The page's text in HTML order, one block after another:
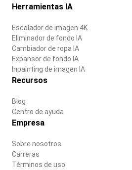
Herramientas IA
Escalador de imagen 4K
Eliminador de fondo IA
Cambiador de ropa IA
Expansor de fondo IA
Inpainting de imagen IA
Recursos
Blog
Centro de ayuda
Empresa
Sobre nosotros
Carreras
Términos de uso